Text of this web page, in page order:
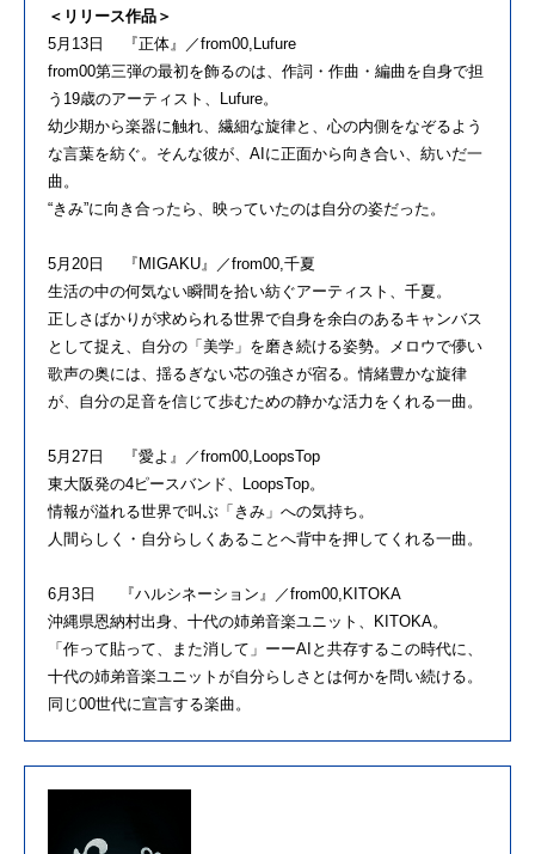
＜リリース作品＞
5月13日 『正体』／from00,Lufure
from00第三弾の最初を飾るのは、作詞・作曲・編曲を自身で担
う19歳のアーティスト、Lufure。
幼少期から楽器に触れ、繊細な旋律と、心の内側をなぞるよう
な言葉を紡ぐ。そんな彼が、AIに正面から向き合い、紡いだ一
曲。
“きみ”に向き合ったら、映っていたのは自分の姿だった。
5月20日 『MIGAKU』／from00,千夏
生活の中の何気ない瞬間を拾い紡ぐアーティスト、千夏。
正しさばかりが求められる世界で自身を余白のあるキャンバス
として捉え、自分の「美学」を磨き続ける姿勢。メロウで儚い
歌声の奥には、揺るぎない芯の強さが宿る。情緒豊かな旋律
が、自分の足音を信じて歩むための静かな活力をくれる一曲。
5月27日 『愛よ』／from00,LoopsTop
東大阪発の4ピースバンド、LoopsTop。
情報が溢れる世界で叫ぶ「きみ」への気持ち。
人間らしく・自分らしくあることへ背中を押してくれる一曲。
6月3日 『ハルシネーション』／from00,KITOKA
沖縄県恩納村出身、十代の姉弟音楽ユニット、KITOKA。
「作って貼って、また消して」ーーAIと共存するこの時代に、
十代の姉弟音楽ユニットが自分らしさとは何かを問い続ける。
同じ00世代に宣言する楽曲。